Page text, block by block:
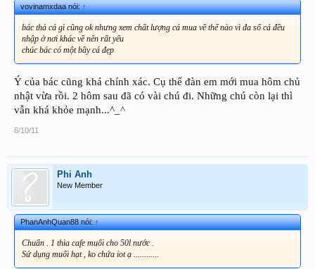
vovinamxdaa nói:↑
bác thả cá gì cũng ok nhưng xem chất lượng cá mua về thế nào vì đa số cá đều
nhập ở nơi khác về nên rất yếu
chúc bác có một bầy cá đẹp
Ý của bác cũng khá chính xác. Cụ thể đàn em mới mua hôm chủ
nhật vừa rồi. 2 hôm sau đã có vài chú đi. Những chú còn lại thì
vẫn khá khỏe mạnh...^_^
6/10/11
Phi Anh
New Member
PhanAnhQuan88 nói:↑
Chuẩn . 1 thìa cafe muối cho 50l nước .
Sử dụng muối hạt , ko chứa iot ạ ............